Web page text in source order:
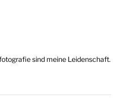
sind meine Leidenschaft.